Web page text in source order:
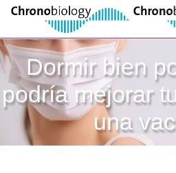
Dormir bien
podría mejorar
una